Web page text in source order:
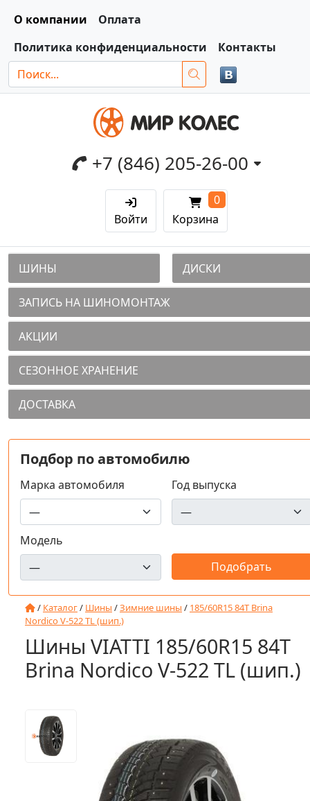
О компании
Оплата
Политика конфиденциальности
Контакты
+7 (846) 205-26-00
Войти Корзина
0
ШИНЫ ДИСКИ
ЗАПИСЬ НА ШИНОМОНТАЖ
АКЦИИ
СЕЗОННОЕ ХРАНЕНИЕ
ДОСТАВКА
Подбор по автомобилю
Марка автомобиля Год выпуска
Модель
/ Каталог/ Шины /Зимние шины / 185/60R15 84T Brina
Nordico V-522 TL (шип.)
Шины VIATTI 185/60R15 84T
Brina Nordico V-522 TL (шип.)